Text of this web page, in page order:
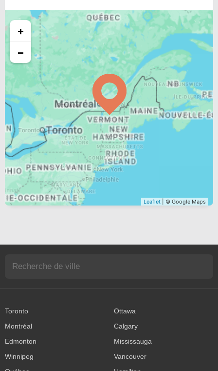
+
−
Leaflet | © Google Maps
Toronto
Ottawa
Montréal
Calgary
Edmonton
Mississauga
Winnipeg
Vancouver